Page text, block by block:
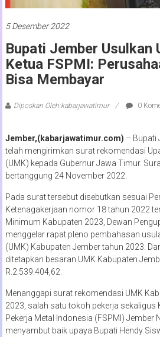
5 Desember 2022
Bupati Jember Usulkan
Ketua FSPMI:
Bisa Membayar
Diposkan Oleh:kabarjawatimur 0
Jember,(kabarjawatimur.com) – Bupati
telah mengirimkan surat rekomendasi
(UMK) kepada Gubernur Jawa Timur.
bertanggung 24 November 2022.
Pada surat tersebut disebutkan sesuai
Ketenagakerjaan nomor 18 tahun 2022
Minimum Kabupaten 2023, Dewan
menggelar rapat pleno pembahasan
(UMK) Kabupaten Jember tahun 2023.
ditetapkan besaran UMK Kabupaten
R.2.539.404,62.
Menanggapi surat rekomendasi UMK
2023, salah satu tokoh pekerja sekaligus
Pekerja Metal Indonesia (FSPMI) Jember
menyambut baik upaya Bupati Hendy